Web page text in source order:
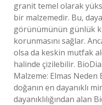
granit temel olarak
bir malzemedir. Bu,
görünümünün günlük
korunmasını sağlar.
olsa da keskin mutfak
halinde çizilebilir.
Malzeme: Elmas Neden
doğanın en dayanıklı
dayanıklılığından alan